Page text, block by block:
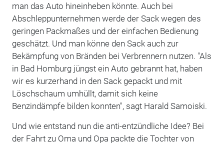
man das Auto hineinheben könnte. Auch bei
Abschleppunternehmen werde der Sack wegen des
geringen Packmaßes und der einfachen Bedienung
geschätzt. Und man könne den Sack auch zur
Bekämpfung von Bränden bei Verbrennern nutzen. "Als
in Bad Homburg jüngst ein Auto gebrannt hat, haben
wir es kurzerhand in den Sack gepackt und mit
Löschschaum umhüllt, damit sich keine
Benzindämpfe bilden konnten", sagt Harald Samoiski.
Und wie entstand nun die anti-entzündliche Idee? Bei
der Fahrt zu Oma und Opa packte die Tochter von